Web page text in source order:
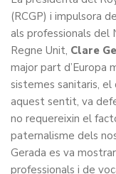
(RCGP) i impulsora
als professionals del
Regne Unit, Clare
major part d’Europa
sistemes sanitaris, el
aquest sentit, va
no requereixin el
paternalisme dels
Gerada es va
professionals i de